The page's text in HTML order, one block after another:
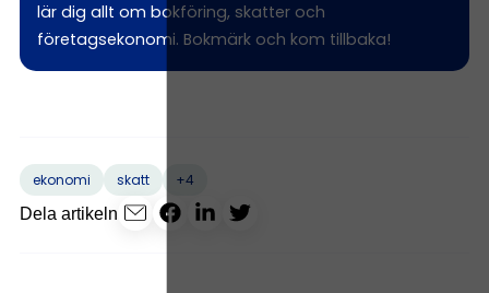
lär dig allt om bokföring, skatter och
företagsekonomi. Bokmärk och kom tillbaka!
ekonomi skatt
+4
Dela artikeln